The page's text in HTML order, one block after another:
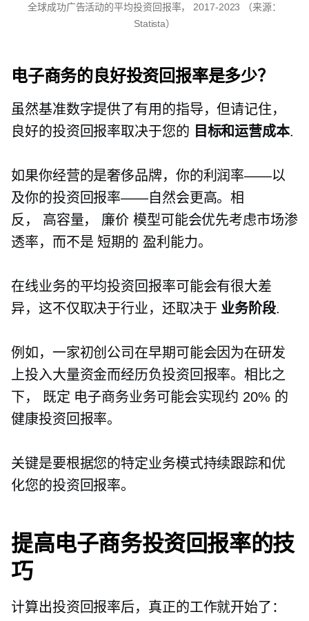
全球成功广告活动的平均投资回报率， 2017-2023 （来源：
Statista）
电子商务的良好投资回报率是多少？
虽然基准数字提供了有用的指导，但请记住，
良好的投资回报率取决于您的 目标和运营成本.
如果你经营的是奢侈品牌，你的利润率——以
及你的投资回报率——自然会更高。相
反， 高容量， 廉价 模型可能会优先考虑市场渗
透率，而不是短期的 盈利能力。
在线业务的平均投资回报率可能会有很大差
异，这不仅取决于行业，还取决于 业务阶段.
例如，一家初创公司在早期可能会因为在研发
上投入大量资金而经历负投资回报率。相比之
下， 既定 电子商务业务可能会实现约 20% 的
健康投资回报率。
关键是要根据您的特定业务模式持续跟踪和优
化您的投资回报率。
提高电子商务投资回报率的技
巧
计算出投资回报率后，真正的工作就开始了：